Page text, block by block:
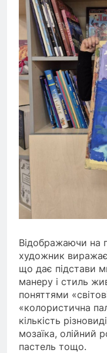
Відображаючи на
художник
що дає підстави
манеру і стиль
поняттями
«колористична
кількість
мозаїка, олійний
пастель тощо.